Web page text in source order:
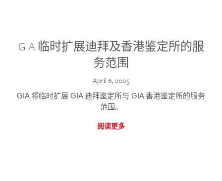
GIA 临时扩展迪拜及香港鉴定所的服
务范围
April 6, 2025
GIA 将临时扩展 GIA 迪拜鉴定所与 GIA 香港鉴定所的服务
范围。
阅读更多